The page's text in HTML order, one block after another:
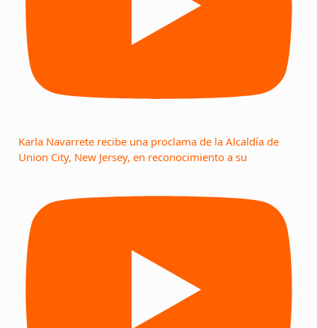
Karla Navarrete recibe una proclama de la Alcaldía de
Union City, New Jersey, en reconocimiento a su